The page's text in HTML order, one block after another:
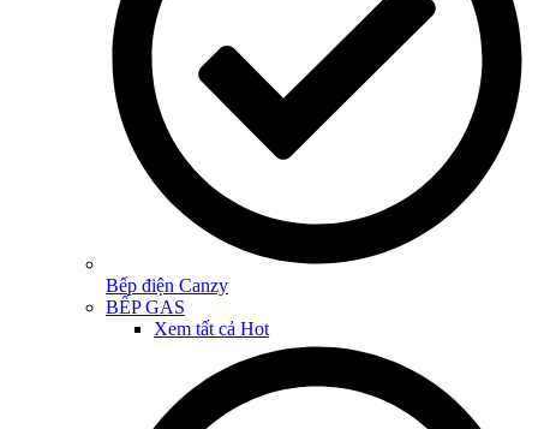
Bếp điện Canzy
BẾP GAS
Xem tất cả Hot